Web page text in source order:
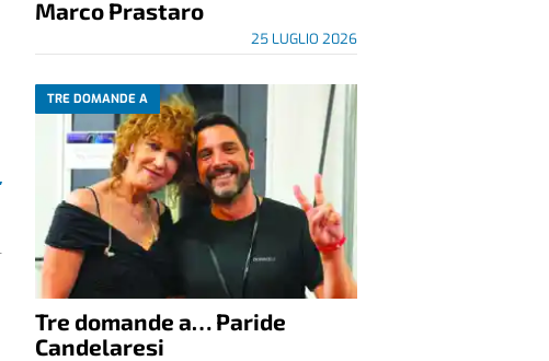
Marco Prastaro
25 LUGLIO 2026
TRE DOMANDE A
Tre domande a… Paride
Candelaresi